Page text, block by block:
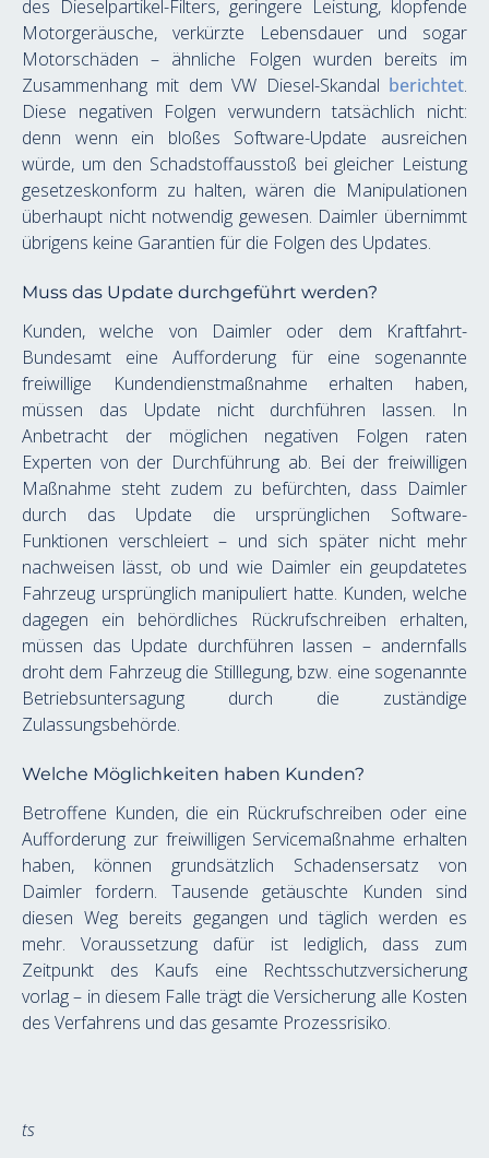
des Dieselpartikel-Filters, geringere Leistung, klopfende
Motorgeräusche, verkürzte Lebensdauer und sogar
Motorschäden – ähnliche Folgen wurden bereits im
Zusammenhang mit dem VW Diesel-Skandal berichtet.
Diese negativen Folgen verwundern tatsächlich nicht:
denn wenn ein bloßes Software-Update ausreichen
würde, um den Schadstoffausstoß bei gleicher Leistung
gesetzeskonform zu halten, wären die Manipulationen
überhaupt nicht notwendig gewesen. Daimler übernimmt
übrigens keine Garantien für die Folgen des Updates.
Muss das Update durchgeführt werden?
Kunden, welche von Daimler oder dem Kraftfahrt-
Bundesamt eine Aufforderung für eine sogenannte
freiwillige Kundendienstmaßnahme erhalten haben,
müssen das Update nicht durchführen lassen. In
Anbetracht der möglichen negativen Folgen raten
Experten von der Durchführung ab. Bei der freiwilligen
Maßnahme steht zudem zu befürchten, dass Daimler
durch das Update die ursprünglichen Software-
Funktionen verschleiert – und sich später nicht mehr
nachweisen lässt, ob und wie Daimler ein geupdatetes
Fahrzeug ursprünglich manipuliert hatte. Kunden, welche
dagegen ein behördliches Rückrufschreiben erhalten,
müssen das Update durchführen lassen – andernfalls
droht dem Fahrzeug die Stilllegung, bzw. eine sogenannte
Betriebsuntersagung durch die zuständige
Zulassungsbehörde.
Welche Möglichkeiten haben Kunden?
Betroffene Kunden, die ein Rückrufschreiben oder eine
Aufforderung zur freiwilligen Servicemaßnahme erhalten
haben, können grundsätzlich Schadensersatz von
Daimler fordern. Tausende getäuschte Kunden sind
diesen Weg bereits gegangen und täglich werden es
mehr. Voraussetzung dafür ist lediglich, dass zum
Zeitpunkt des Kaufs eine Rechtsschutzversicherung
vorlag – in diesem Falle trägt die Versicherung alle Kosten
des Verfahrens und das gesamte Prozessrisiko.
ts